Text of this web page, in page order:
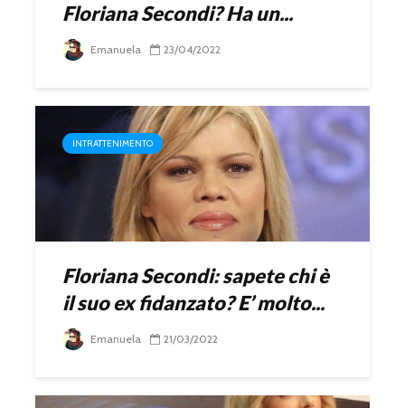
Floriana Secondi? Ha un...
Emanuela 23/04/2022
INTRATTENIMENTO
Floriana Secondi: sapete chi è
il suo ex fidanzato? E’ molto...
Emanuela 21/03/2022